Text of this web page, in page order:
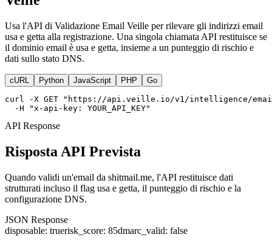
Usa l'API di Validazione Email Veille per rilevare gli indirizzi email
usa e getta alla registrazione. Una singola chiamata API restituisce se
il dominio email è usa e getta, insieme a un punteggio di rischio e
dati sullo stato DNS.
cURL Python JavaScript PHP Go
curl -X GET "https://api.veille.io/v1/intelligence/
  -H "x-api-key: YOUR_API_KEY"
API Response
Risposta API Prevista
Quando validi un'email da shitmail.me, l'API restituisce dati
strutturati incluso il flag usa e getta, il punteggio di rischio e la
configurazione DNS.
JSON Response
disposable: truerisk_score: 85dmarc_valid: false